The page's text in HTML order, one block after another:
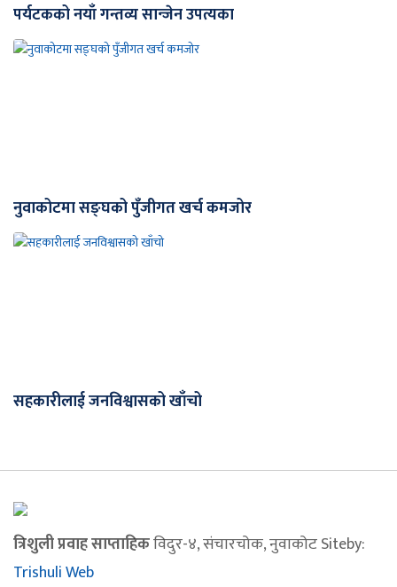
पर्यटकको नयाँ गन्तव्य सान्जेन उपत्यका
नुवाकोटमा सङ्घको पुँजीगत खर्च कमजोर
सहकारीलाई जनविश्वासको खाँचो
त्रिशुली प्रवाह साप्ताहिकविदुर-४, संचारचोक, नुवाकोट Siteby:
Trishuli Web